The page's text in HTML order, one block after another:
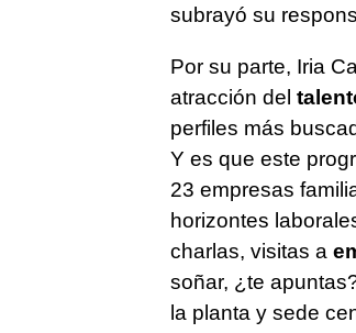
subrayó su
Por su parte, Iria
atracción del
perfiles más
Y es que este
23 empresas
horizontes
charlas, visitas a
soñar, ¿te
la planta y sede